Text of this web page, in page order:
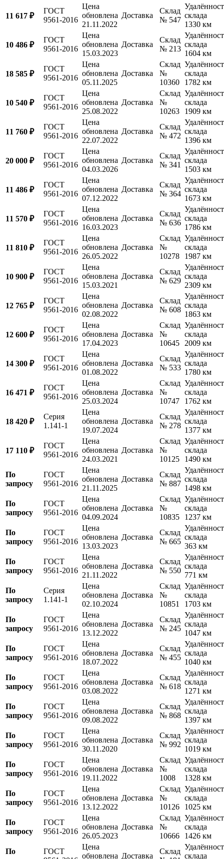
11 617 ₽
ГОСТ
9561-2016
Цена
обновлена
21.11.2022
Доставка
Склад
№ 547
склада
1330 км
10 486 ₽
ГОСТ
9561-2016
Цена
обновлена
15.03.2023
Доставка
Склад
№ 213
склада
1604 км
18 585 ₽
ГОСТ
9561-2016
Цена
обновлена
05.11.2025
Доставка
Склад
№
10360
склада
1782 км
10 540 ₽
ГОСТ
9561-2016
Цена
обновлена
25.08.2022
Доставка
Склад
№
10263
склада
1909 км
11 760 ₽
ГОСТ
9561-2016
Цена
обновлена
22.07.2022
Доставка
Склад
№ 472
склада
1396 км
20 000 ₽
ГОСТ
9561-2016
Цена
обновлена
04.03.2026
Доставка
Склад
№ 341
склада
1503 км
11 486 ₽
ГОСТ
9561-2016
Цена
обновлена
07.12.2022
Доставка
Склад
№ 364
склада
1673 км
11 570 ₽
ГОСТ
9561-2016
Цена
обновлена
16.03.2023
Доставка
Склад
№ 636
склада
1786 км
11 810 ₽
ГОСТ
9561-2016
Цена
обновлена
26.05.2022
Доставка
Склад
№
10278
склада
1987 км
10 900 ₽
ГОСТ
9561-2016
Цена
обновлена
15.03.2021
Доставка
Склад
№ 629
склада
2309 км
12 765 ₽
ГОСТ
9561-2016
Цена
обновлена
02.08.2022
Доставка
Склад
№ 608
склада
1863 км
12 600 ₽
ГОСТ
9561-2016
Цена
обновлена
17.04.2023
Доставка
Склад
№
10645
склада
2009 км
14 300 ₽
ГОСТ
9561-2016
Цена
обновлена
01.08.2022
Доставка
Склад
№ 533
склада
1780 км
16 471 ₽
ГОСТ
9561-2016
Цена
обновлена
25.03.2024
Доставка
Склад
№
10747
склада
1762 км
18 420 ₽
Серия
1.141-1
Цена
обновлена
19.07.2024
Доставка
Склад
№ 278
склада
1377 км
17 110 ₽
ГОСТ
9561-2016
Цена
обновлена
24.03.2021
Доставка
Склад
№
10125
склада
1490 км
По
запросу
ГОСТ
9561-2016
Цена
обновлена
21.11.2025
Доставка
Склад
№ 887
склада
1498 км
По
запросу
ГОСТ
9561-2016
Цена
обновлена
04.09.2024
Доставка
Склад
№
10835
склада
1237 км
По
запросу
ГОСТ
9561-2016
Цена
обновлена
13.03.2023
Доставка
Склад
№ 665
склада
363 км
По
запросу
ГОСТ
9561-2016
Цена
обновлена
21.11.2022
Доставка
Склад
№ 550
склада
771 км
По
запросу
Серия
1.141-1
Цена
обновлена
02.10.2024
Доставка
Склад
№
10851
склада
1703 км
По
запросу
ГОСТ
9561-2016
Цена
обновлена
13.12.2022
Доставка
Склад
№ 245
склада
1047 км
По
запросу
ГОСТ
9561-2016
Цена
обновлена
18.07.2022
Доставка
Склад
№ 455
склада
1040 км
По
запросу
ГОСТ
9561-2016
Цена
обновлена
03.08.2022
Доставка
Склад
№ 618
склада
1271 км
По
запросу
ГОСТ
9561-2016
Цена
обновлена
09.08.2022
Доставка
Склад
№ 868
склада
1397 км
По
запросу
ГОСТ
9561-2016
Цена
обновлена
30.11.2020
Доставка
Склад
№ 992
склада
1019 км
По
запросу
ГОСТ
9561-2016
Цена
обновлена
19.11.2022
Доставка
Склад
№
1008
склада
1328 км
По
запросу
ГОСТ
9561-2016
Цена
обновлена
13.12.2022
Доставка
Склад
№
10126
склада
1025 км
По
запросу
ГОСТ
9561-2016
Цена
обновлена
26.05.2023
Доставка
Склад
№
10666
склада
1426 км
По
ГОСТ
Цена
обновлена Доставка
Склад
склада